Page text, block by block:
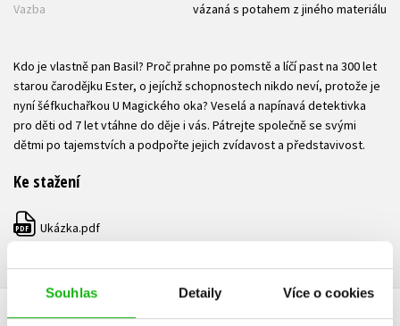
Souhlas Detaily Více o cookies
Vazba
vázaná s potahem z jiného materiálu
Kdo je vlastně pan Basil? Proč prahne po pomstě a líčí past na 300 let
starou čarodějku Ester, o jejíchž schopnostech nikdo neví, protože je
nyní šéfkuchařkou U Magického oka? Veselá a napínavá detektivka
pro děti od 7 let vtáhne do děje i vás. Pátrejte společně se svými
dětmi po tajemstvích a podpořte jejich zvídavost a představivost.
Ke stažení
PDF Ukázka.pdf